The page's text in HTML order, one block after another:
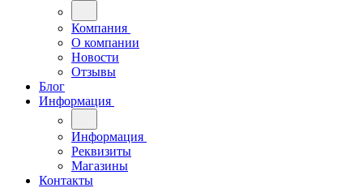
Компания
О компании
Новости
Отзывы
Блог
Информация
Информация
Реквизиты
Магазины
Контакты